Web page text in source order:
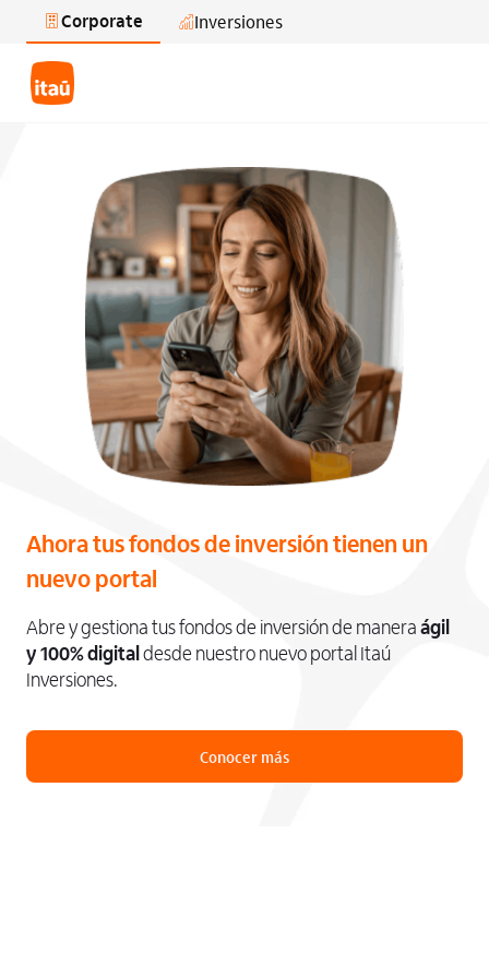
Saltar al contenido principal
Corporate Inversiones
Ahora tus fondos de inversión tienen un
nuevo portal
Abre y gestiona tus fondos de inversión de manera ágil
y 100% digitaldesde nuestro nuevo portal Itaú
Inversiones.
Conocer más